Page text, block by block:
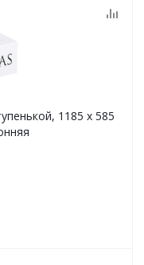
1185 x 585